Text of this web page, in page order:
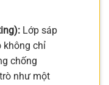
Lớp sáp
không chỉ
chống
như một